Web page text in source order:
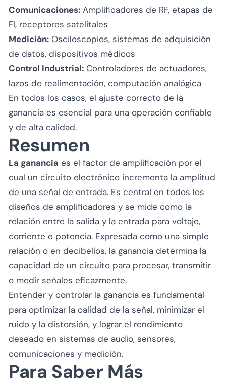
Comunicaciones: Amplificadores de RF, etapas de
FI, receptores satelitales
Medición: Osciloscopios, sistemas de adquisición
de datos, dispositivos médicos
Control Industrial: Controladores de actuadores,
lazos de realimentación, computación analógica
En todos los casos, el ajuste correcto de la
ganancia es esencial para una operación confiable
y de alta calidad.
Resumen
La ganancia es el factor de amplificación por el
cual un circuito electrónico incrementa la amplitud
de una señal de entrada. Es central en todos los
diseños de amplificadores y se mide como la
relación entre la salida y la entrada para voltaje,
corriente o potencia. Expresada como una simple
relación o en decibelios, la ganancia determina la
capacidad de un circuito para procesar, transmitir
o medir señales eficazmente.
Entender y controlar la ganancia es fundamental
para optimizar la calidad de la señal, minimizar el
ruido y la distorsión, y lograr el rendimiento
deseado en sistemas de audio, sensores,
comunicaciones y medición.
Para Saber Más